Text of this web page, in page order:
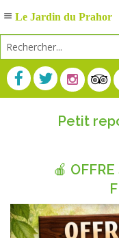
Petit
🍎
Le Jardin du Prahor